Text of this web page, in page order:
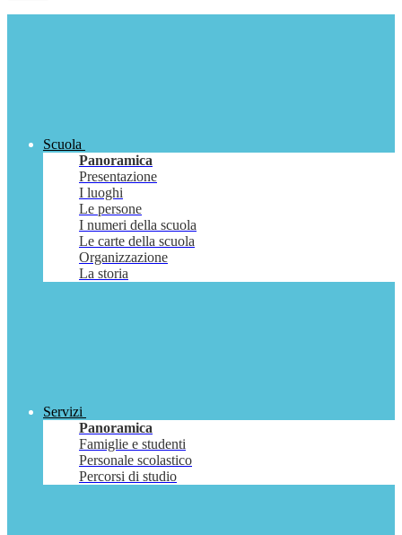
Scuola
Panoramica
Presentazione
I luoghi
Le persone
I numeri della scuola
Le carte della scuola
Organizzazione
La storia
Servizi
Panoramica
Famiglie e studenti
Personale scolastico
Percorsi di studio